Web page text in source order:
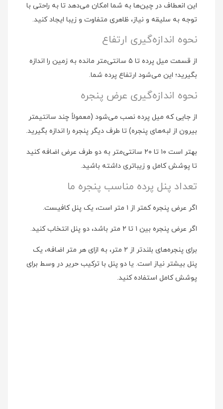
این انعطاف در چین‌ها به شما امکان می‌دهد تا به راحتی با
توجه به سلیقه و نیاز، ظاهری متفاوت و زیبا ایجاد کنید.
نحوه اندازه‌گیری ارتفاع
از قسمت میل پرده تا ۵ سانتی‌متر مانده به زمین را اندازه
بگیرید؛ این می‌شود ارتفاع پرده شما.
نحوه اندازه‌گیری عرض پنجره
از جایی که میل پرده نصب می‌شود (معمولاً چند سانتیمتر
بیرون از لبه‌های پنجره) تا طرف دیگر پنجره را اندازه بگیرید.
بهتر است ۱۰ تا ۲۰ سانتی‌متر به دو طرف عرض اضافه کنید
تا پوشش کامل و زیباتری داشته باشید.
تعداد پنل پرده مناسب پنجره ما
اگر عرض پنجره کمتر از ۱ متر است، یک پنل کافیست.
اگر عرض پنجره بین ۱ تا ۲ متر باشد، دو پنل انتخاب کنید.
برای پنجره‌های بلندتر از ۲ متر، به ازای هر متر اضافه، یک
پنل بیشتر نیاز است. یا دو پنل با ترکیب حریر در وسط برای
پوشش کامل استفاده کنید.